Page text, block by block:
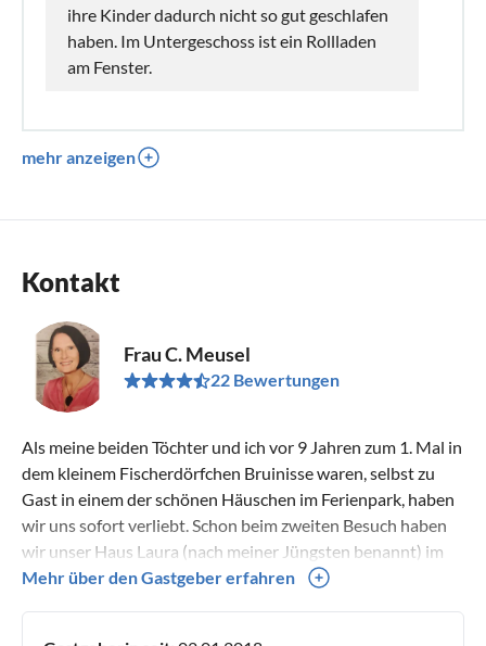
ihre Kinder dadurch nicht so gut geschlafen
haben. Im Untergeschoss ist ein Rollladen
am Fenster.
mehr anzeigen
Kontakt
Frau C. Meusel
22 Bewertungen
Als meine beiden Töchter und ich vor 9 Jahren zum 1. Mal in
dem kleinem Fischerdörfchen Bruinisse waren, selbst zu
Gast in einem der schönen Häuschen im Ferienpark, haben
wir uns sofort verliebt. Schon beim zweiten Besuch haben
wir unser Haus Laura (nach meiner Jüngsten benannt) im
Parkteil De Kreek gekauft und renoviert. Zwei Jahre später
Mehr über den Gastgeber erfahren